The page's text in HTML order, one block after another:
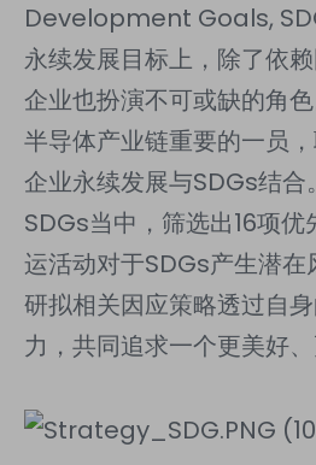
Development Goals,
永续发展目标上，除了依
企业也扮演不可或缺的角
半导体产业链重要的一员
企业永续发展与SDGs结合。
SDGs当中，筛选出16项
运活动对于SDGs产生潜在
研拟相关因应策略透过自
力，共同追求一个更美好、